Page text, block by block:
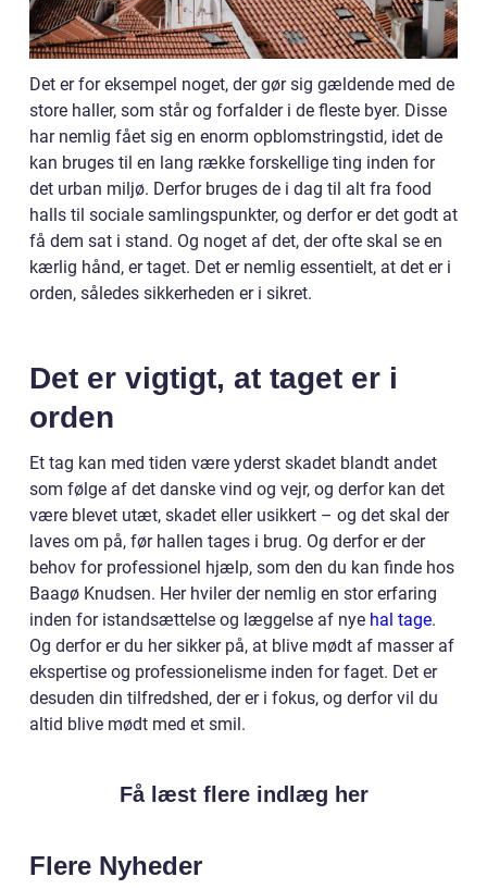
Det er for eksempel noget, der gør sig gældende med de
store haller, som står og forfalder i de fleste byer. Disse
har nemlig fået sig en enorm opblomstringstid, idet de
kan bruges til en lang række forskellige ting inden for
det urban miljø. Derfor bruges de i dag til alt fra food
halls til sociale samlingspunkter, og derfor er det godt at
få dem sat i stand. Og noget af det, der ofte skal se en
kærlig hånd, er taget. Det er nemlig essentielt, at det er i
orden, således sikkerheden er i sikret.
Det er vigtigt, at taget er i
orden
Et tag kan med tiden være yderst skadet blandt andet
som følge af det danske vind og vejr, og derfor kan det
være blevet utæt, skadet eller usikkert – og det skal der
laves om på, før hallen tages i brug. Og derfor er der
behov for professionel hjælp, som den du kan finde hos
Baagø Knudsen. Her hviler der nemlig en stor erfaring
inden for istandsættelse og læggelse af nye hal tage.
Og derfor er du her sikker på, at blive mødt af masser af
ekspertise og professionelisme inden for faget. Det er
desuden din tilfredshed, der er i fokus, og derfor vil du
altid blive mødt med et smil.
Få læst flere indlæg her
Flere Nyheder